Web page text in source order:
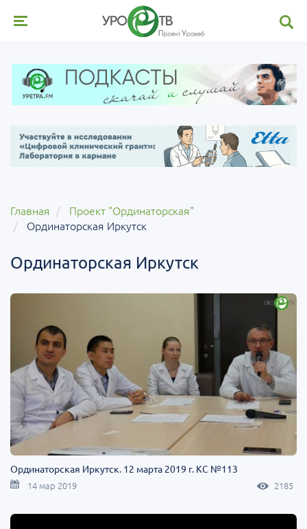
Главная
Проект "Ординаторская"
Ординаторская Иркутск
Ординаторская Иркутск
Ординаторская Иркутск. 12 марта 2019 г. КС №113
14 мар 2019 2185